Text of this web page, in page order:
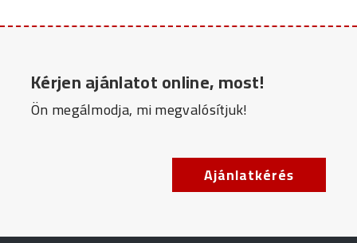
Kérjen ajánlatot online, most!
Ön megálmodja, mi megvalósítjuk!
Ajánlatkérés